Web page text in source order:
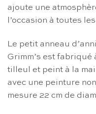
ajoute une
l’occasion à toutes les
Le petit anneau
Grimm’s est fabriqué
tilleul et peint à la
avec une peinture
mesure 22 cm de